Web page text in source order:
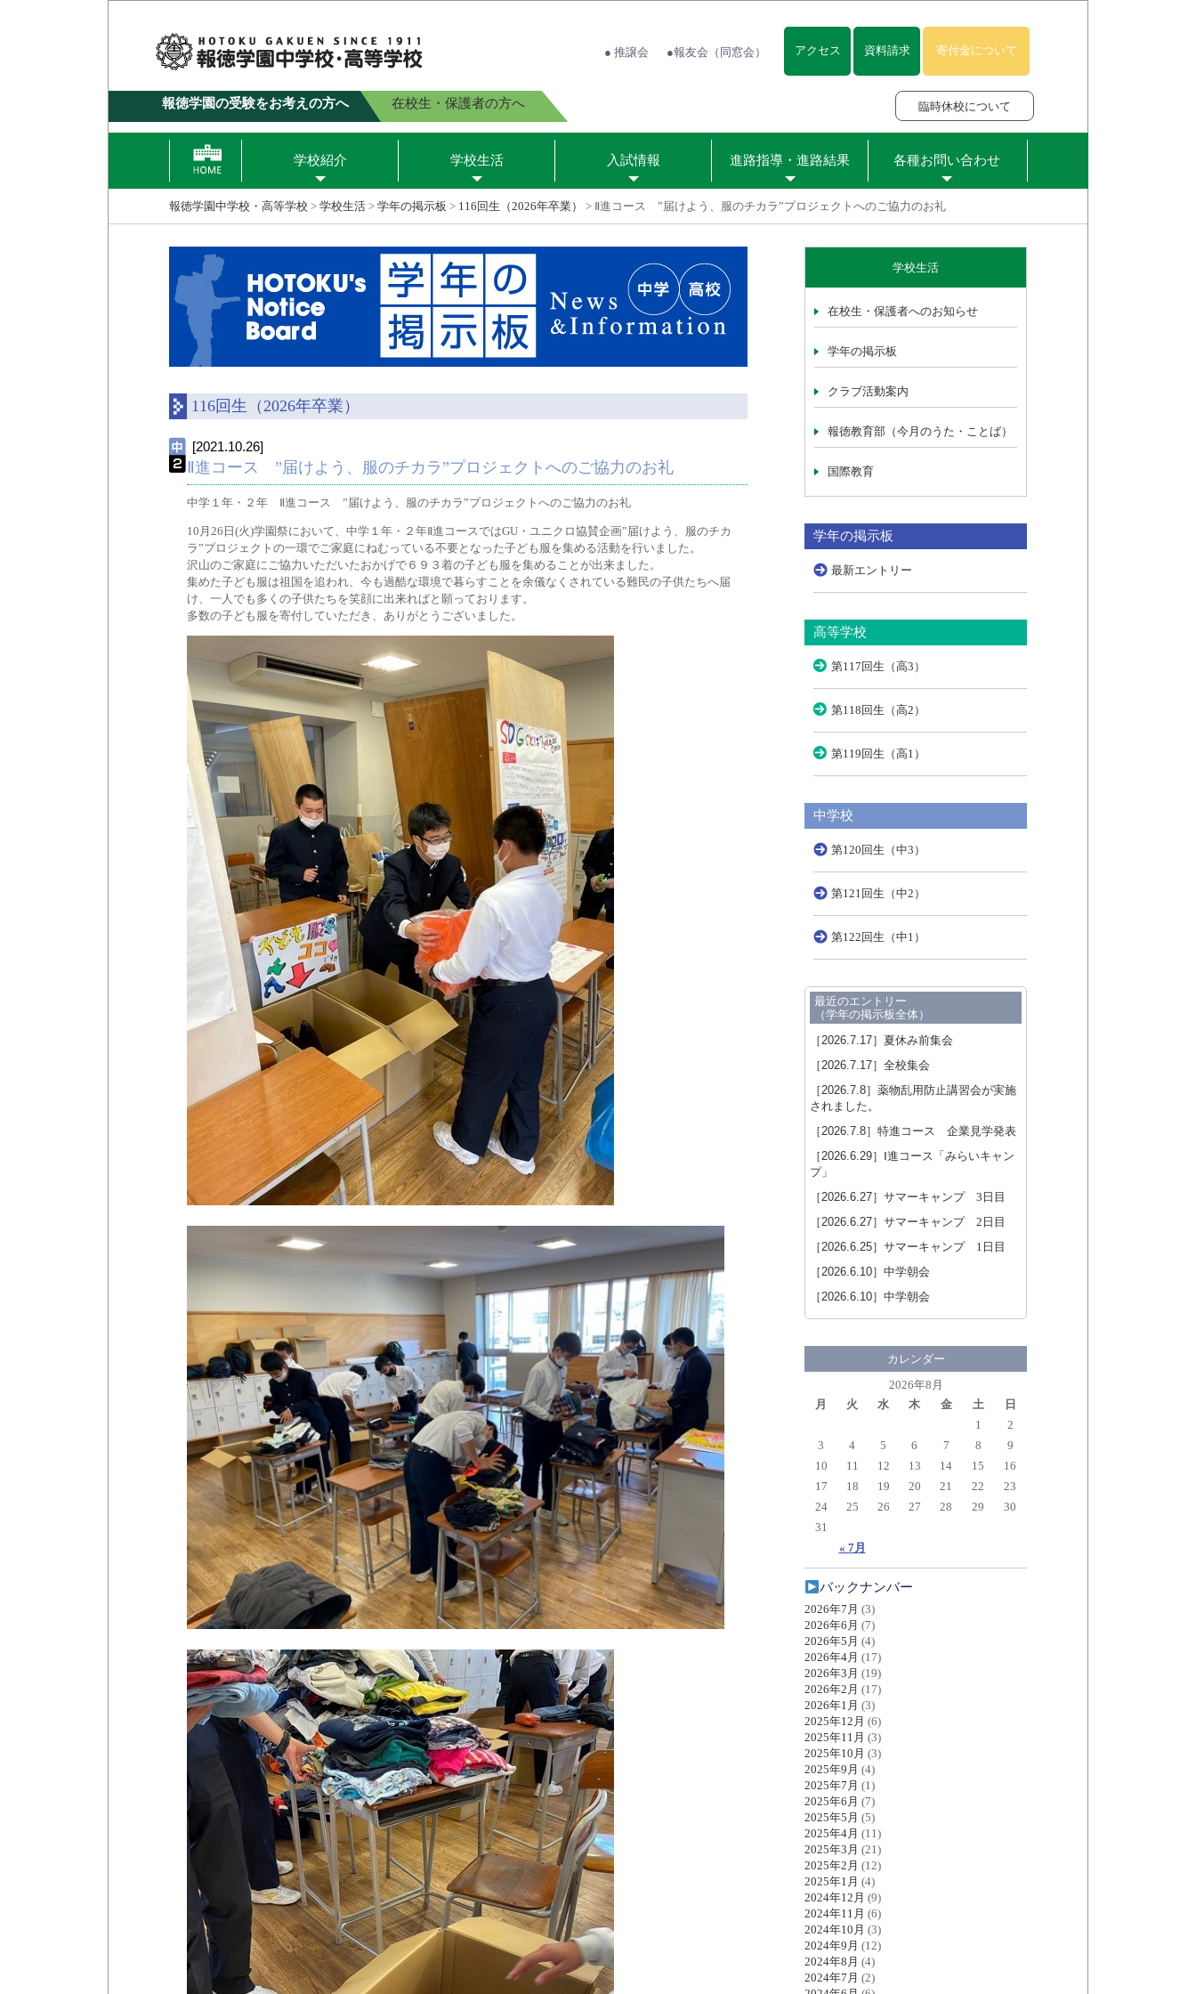
● 推譲会 ●報友会（同窓会） アクセス 資料請求 寄付金について
報徳学園の受験をお考えの方へ 在校生・保護者の方へ 臨時休校について
学校紹介 学校生活 入試情報 進路指導・進路結果 各種お問い合わせ
報徳学園中学校・高等学校 > 学校生活 > 学年の掲示板 > 116回生（2026年卒業） > Ⅱ進コース ”届けよう、服のチカラ”プロジェクトへのご協力のお礼
116回生（2026年卒業）
[2021.10.26]
Ⅱ進コース ”届けよう、服のチカラ”プロジェクトへのご協力のお礼
中学１年・２年 Ⅱ進コース ”届けよう、服のチカラ”プロジェクトへのご協力のお礼
10月26日(火)学園祭において、中学１年・２年Ⅱ進コースではGU・ユニクロ協賛企画”届けよう、服のチカ
ラ”プロジェクトの一環でご家庭にねむっている不要となった子ども服を集める活動を行いました。
沢山のご家庭にご協力いただいたおかげで６９３着の子ども服を集めることが出来ました。
集めた子ども服は祖国を追われ、今も過酷な環境で暮らすことを余儀なくされている難民の子供たちへ届
け、一人でも多くの子供たちを笑顔に出来ればと願っております。
多数の子ども服を寄付していただき、ありがとうございました。
学校生活
在校生・保護者へのお知らせ
学年の掲示板
クラブ活動案内
報徳教育部（今月のうた・ことば）
国際教育
学年の掲示板
最新エントリー
高等学校
第117回生（高3）
第118回生（高2）
第119回生（高1）
中学校
第120回生（中3）
第121回生（中2）
第122回生（中1）
最近のエントリー
（学年の掲示板全体）
［2026.7.17］ 夏休み前集会
［2026.7.17］ 全校集会
［2026.7.8］ 薬物乱用防止講習会が実施
されました。
［2026.7.8］ 特進コース 企業見学発表
［2026.6.29］ Ⅰ進コース「みらいキャン
プ」
［2026.6.27］ サマーキャンプ 3日目
［2026.6.27］ サマーキャンプ 2日目
［2026.6.25］ サマーキャンプ 1日目
［2026.6.10］ 中学朝会
［2026.6.10］ 中学朝会
カレンダー
2026年8月
月
火 水 木 金 土 日
« 7月
1
2
3
4 5 6 7 8
9
10
11 12 13 14 15
16
17
18 19 20 21 22
23
24
25 26 27 28 29
30
31
バックナンバー
2026年7月 (3)
2026年6月 (7)
2026年5月 (4)
2026年4月 (17)
2026年3月 (19)
2026年2月 (17)
2026年1月 (3)
2025年12月 (6)
2025年11月 (3)
2025年10月 (3)
2025年9月 (4)
2025年7月 (1)
2025年6月 (7)
2025年5月 (5)
2025年4月 (11)
2025年3月 (21)
2025年2月 (12)
2025年1月 (4)
2024年12月 (9)
2024年11月 (6)
2024年10月 (3)
2024年9月 (12)
2024年8月 (4)
2024年7月 (2)